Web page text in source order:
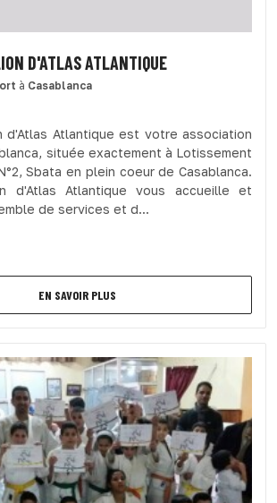
D'ATLAS ATLANTIQUE
à Casablanca
d'Atlas Atlantique est votre association
située exactement à Lotissement
Sbata en plein coeur de Casablanca.
d'Atlas Atlantique vous accueille et
de services et d...
EN SAVOIR PLUS